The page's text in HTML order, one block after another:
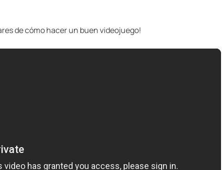
de cómo hacer un buen videojuego!